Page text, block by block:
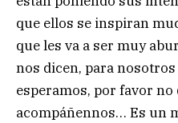
que ellos se inspiran
que les va a ser muy
nos dicen, para
esperamos, por favor no
acompáñennos… Es un